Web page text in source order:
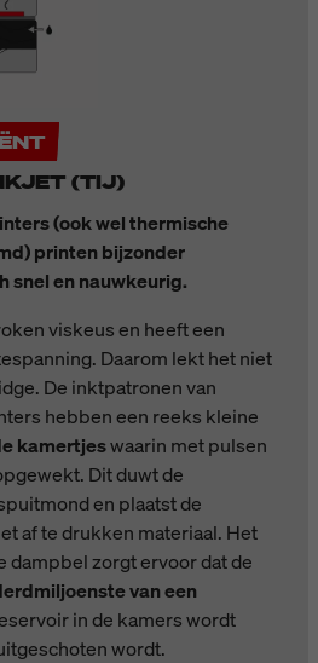
(TIJ)
(ook wel thermische
printen bijzonder
snel en nauwkeurig.
viskeus en heeft een
Daarom lekt het niet
De inktpatronen van
hebben een reeks kleine
kamertjeswaarin met pulsen
Dit duwt de
en plaatst de
af te drukken materiaal. Het
dampbel zorgt ervoor dat de
van een
in de kamers wordt
wordt.